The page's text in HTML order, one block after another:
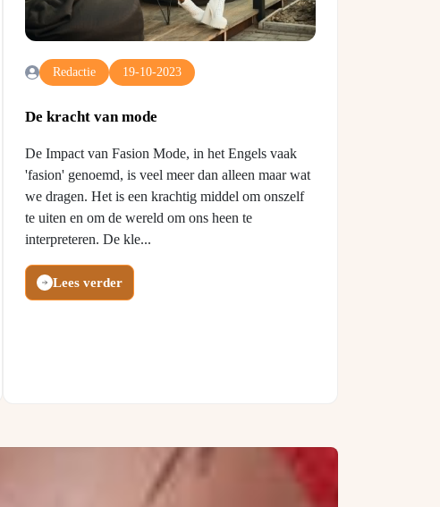
Redactie 19-10-2023
De kracht van mode
De Impact van Fasion Mode, in het Engels vaak
'fasion' genoemd, is veel meer dan alleen maar wat
we dragen. Het is een krachtig middel om onszelf
te uiten en om de wereld om ons heen te
interpreteren. De kle...
Lees verder